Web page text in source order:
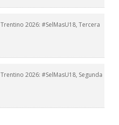
2026: #SelMasU18, Tercera
2026: #SelMasU18, Segunda